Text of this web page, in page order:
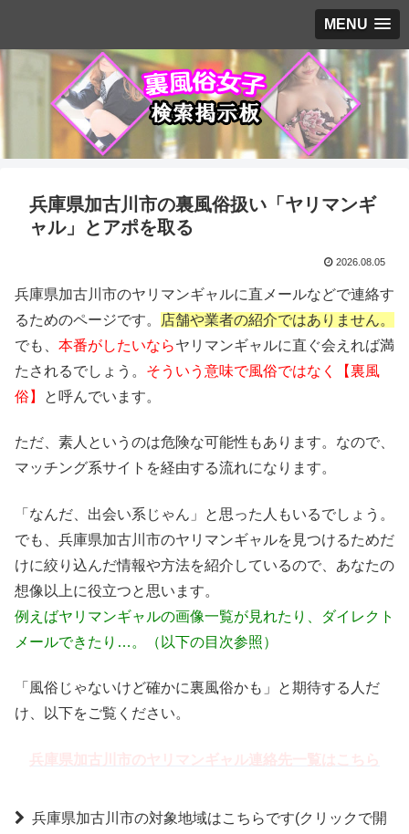
MENU
兵庫県加古川市の裏風俗扱い「ヤリマンギ
ャル」とアポを取る
2026.08.05
兵庫県加古川市のヤリマンギャルに直メールなどで連絡す
るためのページです。
店舗や業者の紹介ではありません。
でも、 本番がしたいならヤリマンギャルに直ぐ会えれば満
たされるでしょう。 そういう意味で風俗ではなく【裏風
俗】
と呼んでいます。
ただ、素人というのは危険な可能性もあります。なので、
マッチング系サイトを経由する流れになります。
「なんだ、出会い系じゃん」と思った人もいるでしょう。
でも、兵庫県加古川市のヤリマンギャルを見つけるためだ
けに絞り込んだ情報や方法を紹介しているので、あなたの
想像以上に役立つと思います。
例えばヤリマンギャルの画像一覧が見れたり、ダイレクト
メールできたり…。（以下の目次参照）
「風俗じゃないけど確かに裏風俗かも」と期待する人だ
け、以下をご覧ください。
兵庫県加古川市の対象地域はこちらです(クリックで開